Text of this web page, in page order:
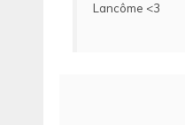
Lancôme <3